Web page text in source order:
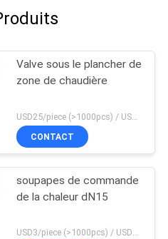
Valve sous le plancher de
zone de chaudière
CONTACT
soupapes de commande
de la chaleur dN15
USD3/piece (>1000pcs) / USD3.5 (50-1000 pcs) MOQ:50 morceaux